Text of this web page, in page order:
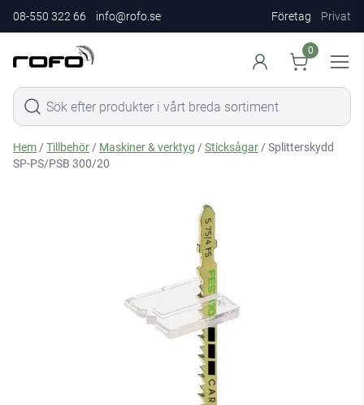
08-550 322 66 info@rofo.se Företag Privat
0
Hem /Tillbehör / Maskiner & verktyg /Sticksågar / Splitterskydd
SP-PS/PSB 300/20